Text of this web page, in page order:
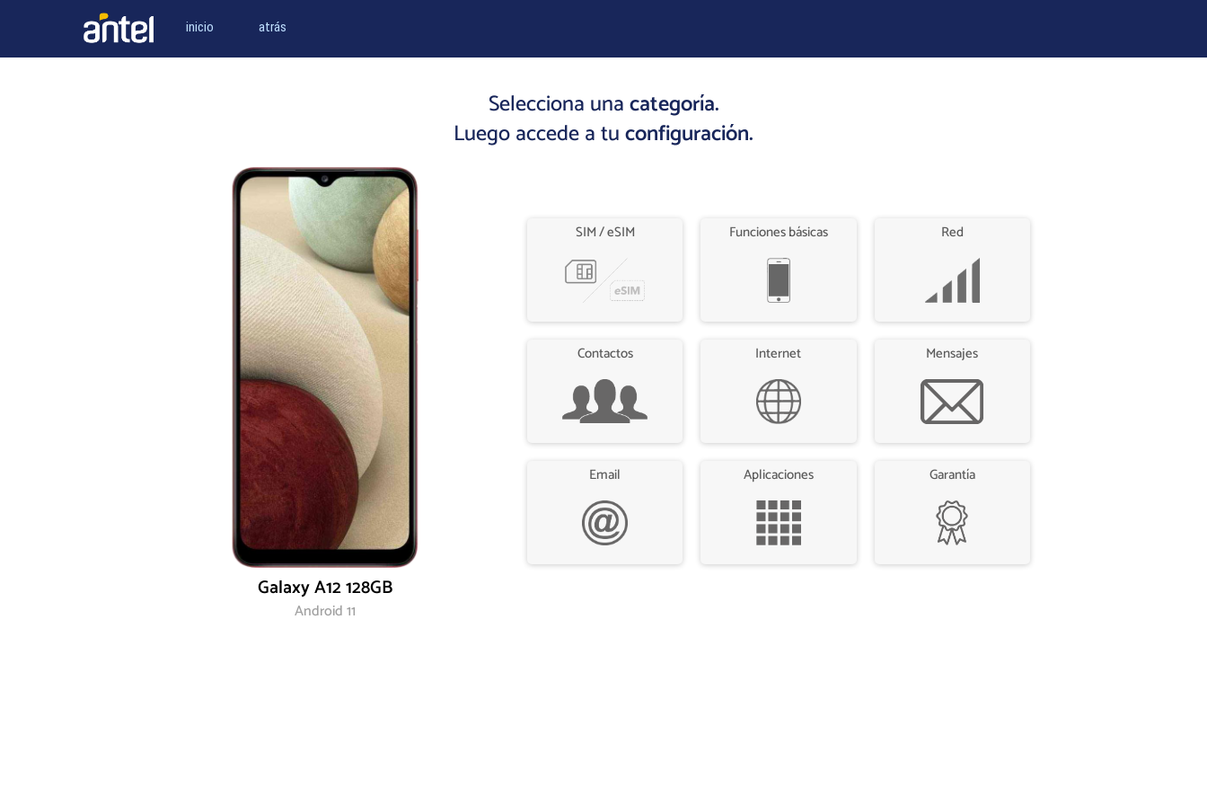
inicio atrás
Selecciona unacategoría.
Luego accede a tuconfiguración.
Galaxy A12 128GB
Android 11
SIM / eSIM Funciones básicas Red
Contactos Internet Mensajes
Email Aplicaciones Garantía